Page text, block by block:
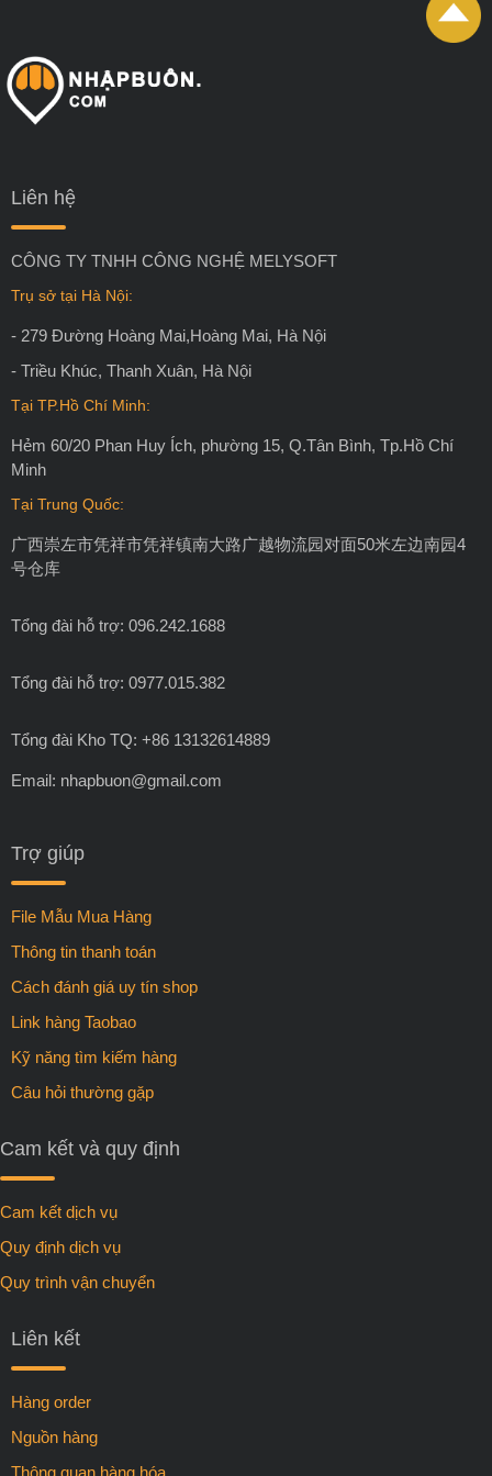
Liên hệ
CÔNG TY TNHH CÔNG NGHỆ MELYSOFT
Trụ sở tại Hà Nội:
- 279 Đường Hoàng Mai,Hoàng Mai, Hà Nội
- Triều Khúc, Thanh Xuân, Hà Nội
Tại TP.Hồ Chí Minh:
Hẻm 60/20 Phan Huy Ích, phường 15, Q.Tân Bình, Tp.Hồ Chí
Minh
Tại Trung Quốc:
广西崇左市凭祥市凭祥镇南大路广越物流园对面50米左边南园4
号仓库
Tổng đài hỗ trợ: 096.242.1688
Tổng đài hỗ trợ: 0977.015.382
Tổng đài Kho TQ: +86 13132614889
Email: nhapbuon@gmail.com
Trợ giúp
File Mẫu Mua Hàng
Thông tin thanh toán
Cách đánh giá uy tín shop
Link hàng Taobao
Kỹ năng tìm kiếm hàng
Câu hỏi thường gặp
Cam kết và quy định
Cam kết dịch vụ
Quy định dịch vụ
Quy trình vận chuyển
Liên kết
Hàng order
Nguồn hàng
Thông quan hàng hóa